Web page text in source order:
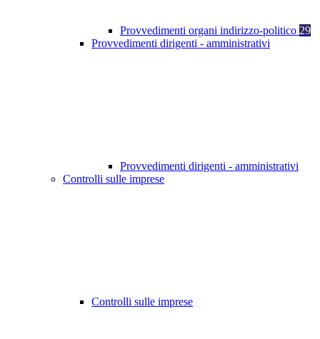
Provvedimenti organi indirizzo-politico 29
Provvedimenti dirigenti - amministrativi
Provvedimenti dirigenti - amministrativi
Controlli sulle imprese
Controlli sulle imprese